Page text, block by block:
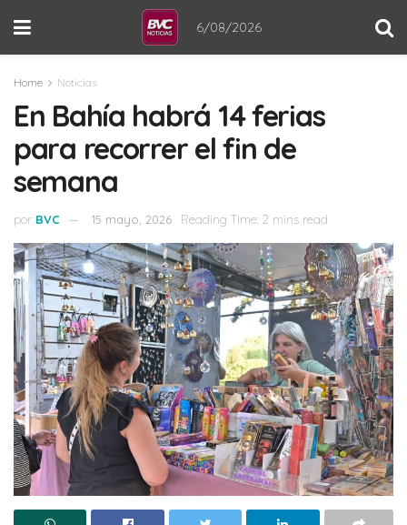
6/08/2026
Home Noticias
En Bahía habrá 14 ferias
para recorrer el fin de
semana
por BVC 15 mayo, 2026 Reading Time: 2 mins read